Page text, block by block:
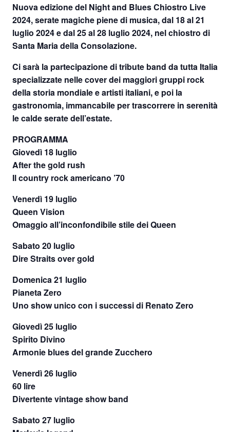
Nuova edizione del Night and Blues Chiostro Live
2024, serate magiche piene di musica,dal 18 al 21
luglio 2024edal 25 al 28 luglio 2024, nel chiostro di
Santa Maria della Consolazione.
Ci sarà la partecipazione di tribute band da tutta Italia
specializzate nelle cover dei maggiori gruppi rock
della storia mondiale e artisti italiani, e poi la
gastronomia, immancabile per trascorrere in serenità
le calde serate dell’estate.
PROGRAMMA
Giovedì 18 luglio
After the gold rush
Il country rock americano ’70
Venerdì 19 luglio
Queen Vision
Omaggio all’inconfondibile stile dei Queen
Sabato 20 luglio
Dire Straits over gold
Domenica 21 luglio
Pianeta Zero
Uno show unico con i successi di Renato Zero
Giovedì 25 luglio
Spirito Divino
Armonie blues del grande Zucchero
Venerdì 26 luglio
60 lire
Divertente vintage show band
Sabato 27 luglio